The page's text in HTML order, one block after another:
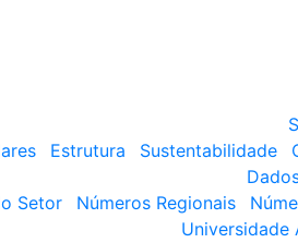
Estrutura Sustentabilidade
Setor
Números Regionais
Universidade